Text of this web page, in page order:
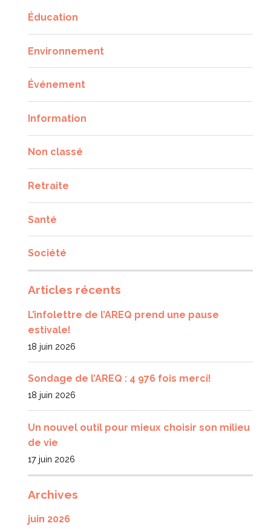
Éducation
Environnement
Événement
Information
Non classé
Retraite
Santé
Société
Articles récents
L’infolettre de l’AREQ prend une pause
estivale!
18 juin 2026
Sondage de l’AREQ : 4 976 fois merci!
18 juin 2026
Un nouvel outil pour mieux choisir son milieu
de vie
17 juin 2026
Archives
juin 2026